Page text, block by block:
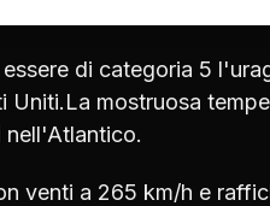
di categoria 5
mostruosa
nell'Atlantico.
venti a 265 km/h e